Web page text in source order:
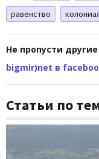
равенство
Не пропусти
bigmir)net в
Статьи по